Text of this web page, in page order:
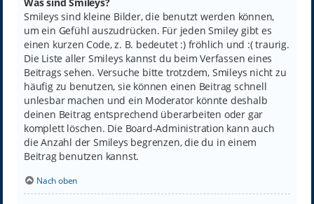
Smileys sind kleine Bilder, die benutzt werden können,
um ein Gefühl auszudrücken. Für jeden Smiley gibt es
einen kurzen Code, z. B. bedeutet :) fröhlich und :( traurig.
Die Liste aller Smileys kannst du beim Verfassen eines
Beitrags sehen. Versuche bitte trotzdem, Smileys nicht zu
häufig zu benutzen, sie können einen Beitrag schnell
unlesbar machen und ein Moderator könnte deshalb
deinen Beitrag entsprechend überarbeiten oder gar
komplett löschen. Die Board-Administration kann auch
die Anzahl der Smileys begrenzen, die du in einem
Beitrag benutzen kannst.
Nach oben